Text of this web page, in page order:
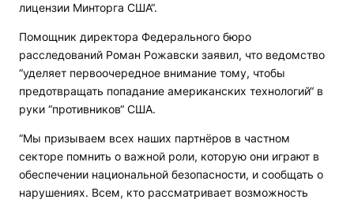
лицензии Минторга США“.
Помощник директора Федерального бюро
расследований Роман Рожавски заявил, что ведомство
“уделяет первоочередное внимание тому, чтобы
предотвращать попадание американских технологий“ в
руки “противников“ США.
“Мы призываем всех наших партнёров в частном
секторе помнить о важной роли, которую они играют в
обеспечении национальной безопасности, и сообщать о
нарушениях. Всем, кто рассматривает возможность